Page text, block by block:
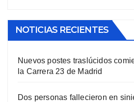
NOTICIAS RECIENTES
Nuevos postes traslúcidos
la Carrera 23 de Madrid
Dos personas fallecieron en